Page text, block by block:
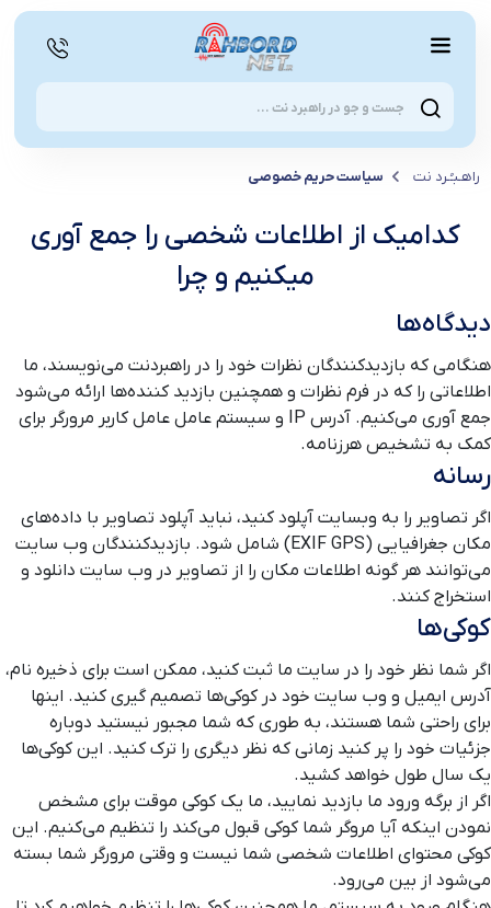
راهـبـُـرد نت سیاست حریم خصوصی
کدامیک از اطلاعات شخصی را جمع آوری
میکنیم و چرا
دیدگاه‌ها
هنگامی که بازدیدکنندگان نظرات خود را در راهبردنت می‌نویسند، ما
اطلاعاتی را که در فرم نظرات و همچنین بازدید کننده‌ها ارائه می‌شود
جمع آوری می‌کنیم. آدرس IP و سیستم عامل عامل کاربر مرورگر برای
کمک به تشخیص هرزنامه.
رسانه
اگر تصاویر را به وبسایت آپلود کنید، نباید آپلود تصاویر با داده‌های
مکان جغرافیایی (EXIF GPS) شامل شود. بازدیدکنندگان وب سایت
می‌توانند هر گونه اطلاعات مکان را از تصاویر در وب سایت دانلود و
استخراج کنند.
کوکی‌ها
اگر شما نظر خود را در سایت ما ثبت کنید، ممکن است برای ذخیره نام،
آدرس ایمیل و وب سایت خود در کوکی‌ها تصمیم گیری کنید. اینها
برای راحتی شما هستند، به طوری که شما مجبور نیستید دوباره
جزئیات خود را پر کنید زمانی که نظر دیگری را ترک کنید. این کوکی‌ها
یک سال طول خواهد کشید.
اگر از برگه ورود ما بازدید نمایید، ما یک کوکی موقت برای مشخص
نمودن اینکه آیا مروگر شما کوکی قبول می‌کند را تنظیم می‌کنیم. این
کوکی محتوای اطلاعات شخصی شما نیست و وقتی مرورگر شما بسته
می‌شود از بین می‌رود.